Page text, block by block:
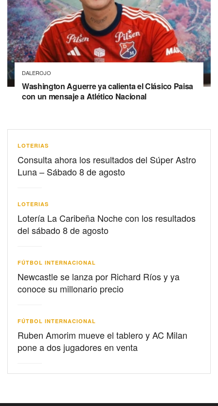
DALEROJO
Washington Aguerre ya calienta el Clásico Paisa
con un mensaje a Atlético Nacional
LOTERIAS
Consulta ahora los resultados del Súper Astro
Luna – Sábado 8 de agosto
LOTERIAS
Lotería La Caribeña Noche con los resultados
del sábado 8 de agosto
FÚTBOL INTERNACIONAL
Newcastle se lanza por Richard Ríos y ya
conoce su millonario precio
FÚTBOL INTERNACIONAL
Ruben Amorim mueve el tablero y AC Milan
pone a dos jugadores en venta